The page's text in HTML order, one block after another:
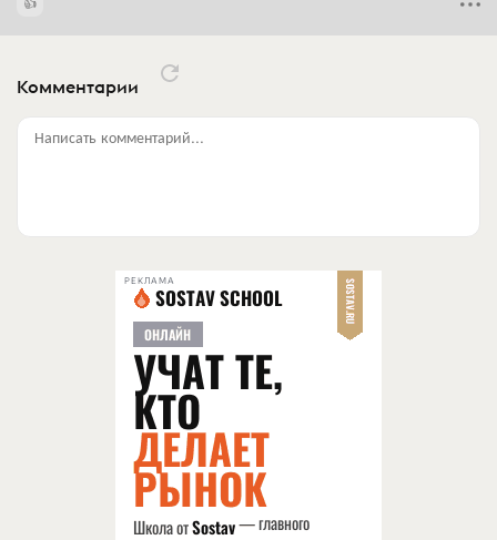
Комментарии
Написать комментарий...
РЕКЛАМА